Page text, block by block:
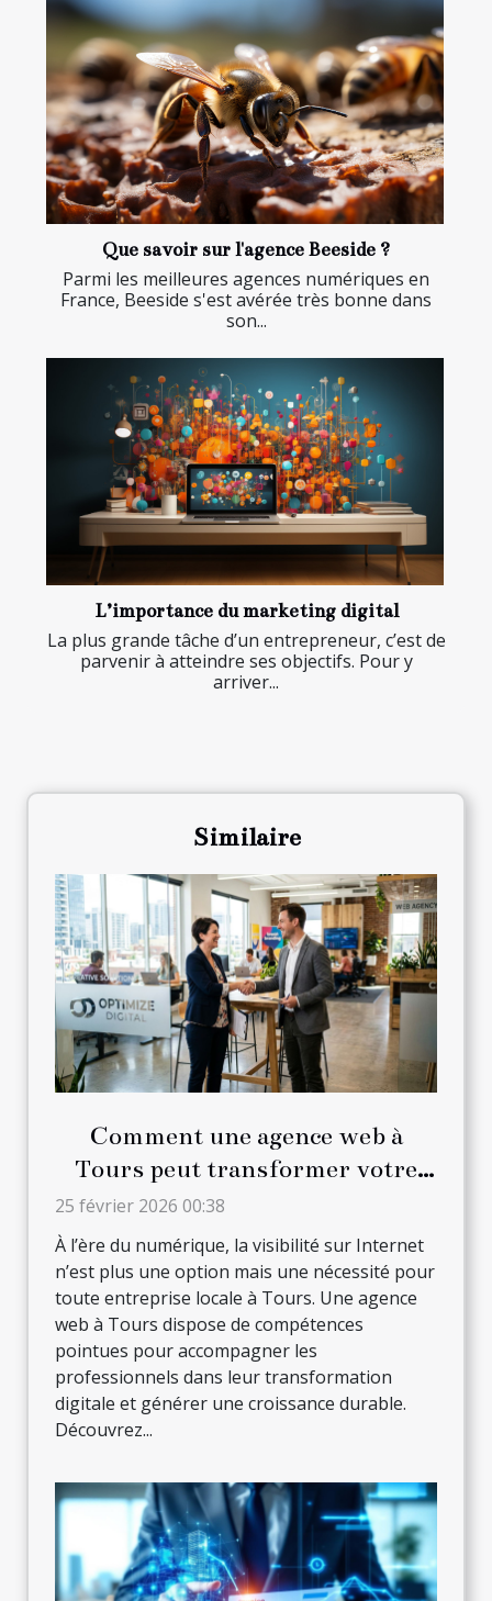
Que savoir sur l'agence Beeside ?
Parmi les meilleures agences numériques en
France, Beeside s'est avérée très bonne dans
son...
L’importance du marketing digital
La plus grande tâche d’un entrepreneur, c’est de
parvenir à atteindre ses objectifs. Pour y
arriver...
Similaire
Comment une agence web à
Tours peut transformer votre
entreprise locale
25 février 2026 00:38
À l’ère du numérique, la visibilité sur Internet
n’est plus une option mais une nécessité pour
toute entreprise locale à Tours. Une agence
web à Tours dispose de compétences
pointues pour accompagner les
professionnels dans leur transformation
digitale et générer une croissance durable.
Découvrez...